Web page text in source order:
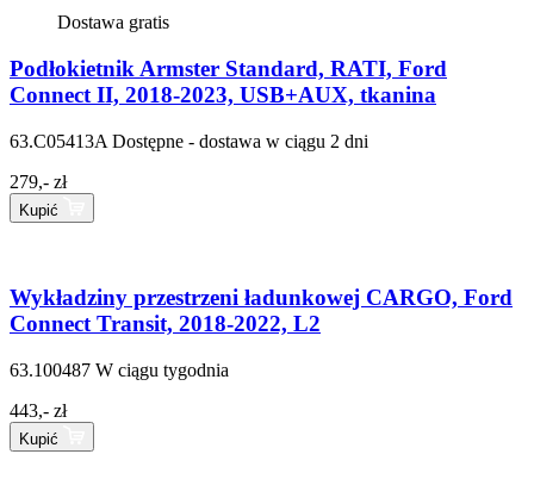
Dostawa gratis
Podłokietnik Armster Standard, RATI, Ford
Connect II, 2018-2023, USB+AUX, tkanina
63.C05413A Dostępne - dostawa w ciągu 2 dni
279,- zł
Kupić
Wykładziny przestrzeni ładunkowej CARGO, Ford
Connect Transit, 2018-2022, L2
63.100487 W ciągu tygodnia
443,- zł
Kupić